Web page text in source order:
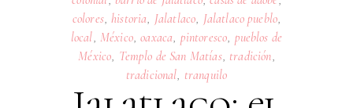
colores, historia Jalatlaco Jalatlaco pueblo
local México,oaxaca pintoresco pueblos de
México Templo de San Matías, tradición
tradicional tranquilo